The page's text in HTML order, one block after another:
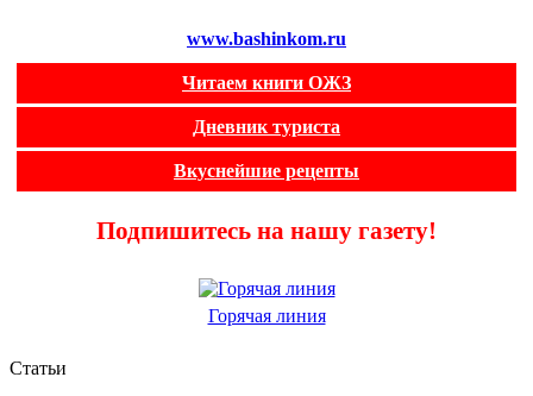
www.bashinkom.ru
Читаем книги ОЖЗ
Дневник туриста
Вкуснейшие рецепты
Подпишитесь на нашу газету!
Горячая линия
Статьи